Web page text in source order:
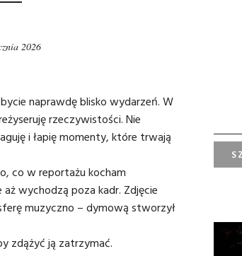
2026
naprawdę blisko wydarzeń. W
rzeczywistości. Nie
i łapię momenty, które trwają
co w reportażu kocham
wychodzą poza kadr. Zdjęcie
muzyczno – dymową stworzył
zdążyć ją zatrzymać.